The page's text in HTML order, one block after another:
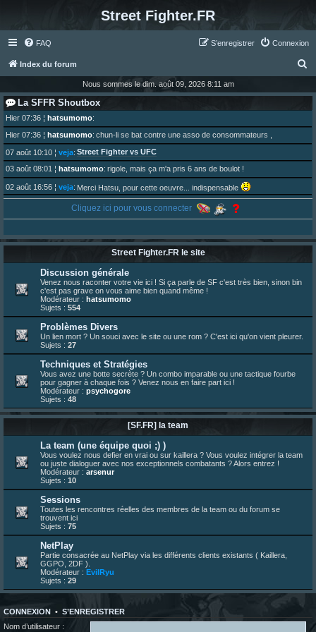
Street Fighter.FR
FAQ Connexion
S’enregistrer
Index du forum
c
e
Nous sommes le dim. août 09, 2026 8:11 am
La SFFR Shoutbox
Hier 07:36 ¦ hatsumomo:
Hier 07:36 ¦ hatsumomo: chun-li se bat contre une asso de consommateurs ,
07 août 10:10 ¦ veja: Street Fighter vs UFC
03 août 08:01 ¦ hatsumomo: rigole, mais ça m'a pris 6 ans de boulot !
02 août 16:56 ¦ veja: Merci Hatsu, pour cette oeuvre... indispensable
Vous y trouverez du sesque, de l'humour, du sesque, des combats et plein de lore SF !
01 août 08:08¦hatsumomo:
Aujourd'hui, c'est le yaoi day. Pour la peine je reposte ma dernière fic.
30 juil. 07:22¦hatsumomo:
Un futur indispensable :https://x.com/preterniadotcom/status/20 ... 8820352079
26 juil. 22:09¦hatsumomo:bio de Alex en ligne les gens !
13 juil. 09:53¦hatsumomo
bonjour les amis, je viens de poster ma 1e review de figurine !
23 juin 10:36¦indy:une très chouette SFFR shoutbox !
23 juin 07:30¦hatsumomo:nouvelle trad caniculaire les amis !
23 juin 07:26¦hatsumomo:shoutbox réinitialisée
22 juin 12:27¦indy: Yo !
22 juin 08:49¦veja:Yo
Cliquez ici pour vous connecter
Street Fighter.FR le site
Discussion générale
Venez nous raconter votre vie ici ! Si ça parle de SF c'est très bien, sinon bin
c'est pas grave on vous aime bien quand même !
Modérateur : hatsumomo
Sujets : 554
Problèmes Divers
Un lien mort ? Un souci avec le site ou une rom ? C'est ici qu'on vient pleurer.
Sujets : 27
Techniques et Stratégies
Vous avez une botte secrète ? Un combo imparable ou une tactique fourbe
pour gagner à chaque fois ? Venez nous en faire part ici !
Modérateur : psychogore
Sujets : 48
[SF.FR] la team
La team (une équipe quoi ;) )
Vous voulez nous defier en vrai ou sur kaillera ? Vous voulez intégrer la team
ou juste dialoguer avec nos exceptionnels combatants ? Alors entrez !
Modérateur : arsenur
Sujets : 10
Sessions
Toutes les rencontres réelles des membres de la team ou du forum se
trouvent ici
Sujets : 75
NetPlay
Partie consacrée au NetPlay via les différents clients existants ( Kaillera,
GGPO, 2DF ).
Modérateur : EvilRyu
Sujets : 29
CONNEXION • S’ENREGISTRER
Nom d’utilisateur :